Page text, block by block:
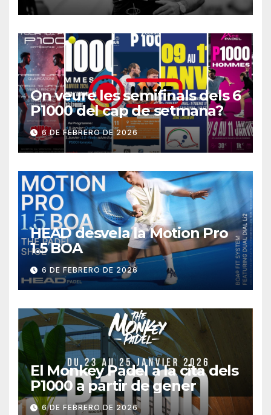
On veure les semifinals dels 6
P1000 del cap de setmana?
6 DE FEBRERO DE 2026
HEAD desvela la Motion Pro
1.5 BOA
6 DE FEBRERO DE 2026
El Monkey Padel a la cita dels
P1000 a partir de gener
6 DE FEBRERO DE 2026